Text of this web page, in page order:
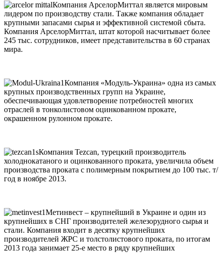
Компания АрселорМиттал является мировым
лидером по производству стали. Также компания обладает
крупными запасами сырья и эффективной системой сбыта.
Компания АрселорМиттал, штат которой насчитывает более
245 тыс. сотрудников, имеет представительства в 60 странах
мира.
Компания «Модуль-Украина» одна из самых
крупных производственных групп на Украине,
обеспечивающая удовлетворение потребностей многих
отраслей в тонколистовом оцинкованном прокате,
окрашенном рулонном прокате.
Компания Tezcan, турецкий производитель
холоднокатаного и оцинкованного проката, увеличила объем
производства проката с полимерным покрытием до 100 тыс. т/
год в ноябре 2013.
Метинвест – крупнейший в Украине и один из
крупнейших в СНГ производителей железорудного сырья и
стали. Компания входит в десятку крупнейших
производителей ЖРС и толстолистового проката, по итогам
2013 года занимает 25-е место в ряду крупнейших